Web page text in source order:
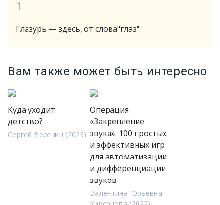
1
Глазурь — здесь, от слова"глаз".
Вам также может быть интересно
Куда уходит
детство?
Сергей Весенин (2023)
Операция
«Закрепление
звука». 100 простых
и эффективных игр
для автоматизации
и дифференциации
звуков
Валентина Юрьевна